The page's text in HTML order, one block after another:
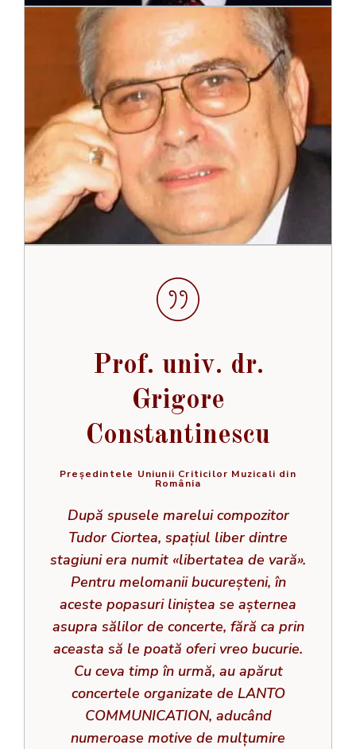
Prof. univ. dr.
Grigore
Constantinescu
Preşedintele Uniunii Criticilor Muzicali din
România
După spusele marelui compozitor
Tudor Ciortea, spațiul liber dintre
stagiuni era numit «libertatea de vară».
Pentru melomanii bucureșteni, în
aceste popasuri liniștea se așternea
asupra sălilor de concerte, fără ca prin
aceasta să le poată oferi vreo bucurie.
Cu ceva timp în urmă, au apărut
concertele organizate de LANTO
COMMUNICATION, aducând
numeroase motive de mulțumire